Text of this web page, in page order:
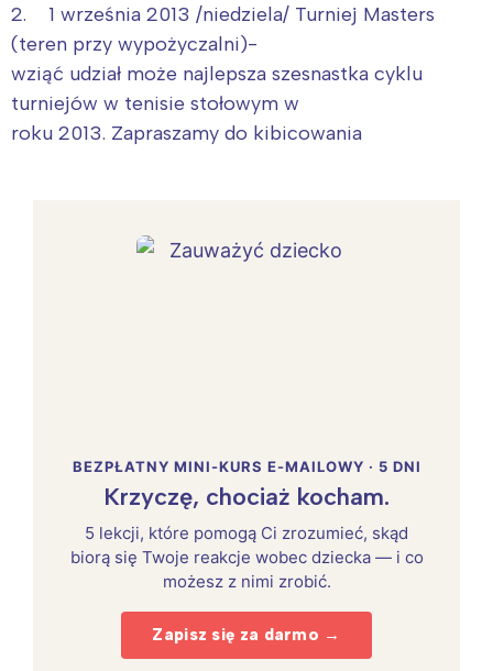
2. 1 września 2013 /niedziela/ Turniej Masters
(teren przy wypożyczalni)-
wziąć udział może najlepsza szesnastka cyklu
turniejów w tenisie stołowym w
roku 2013. Zapraszamy do kibicowania
BEZPŁATNY MINI-KURS E-MAILOWY · 5 DNI
Krzyczę, chociaż kocham.
5 lekcji, które pomogą Ci zrozumieć, skąd
biorą się Twoje reakcje wobec dziecka — i co
możesz z nimi zrobić.
Zapisz się za darmo →